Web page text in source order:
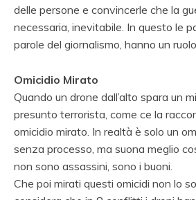
delle persone e convincerle che la
necessaria, inevitabile. In questo le
parole del giornalismo, hanno un
Omicidio Mirato
Quando un drone dall’alto spara un
presunto terrorista, come ce la
omicidio mirato. In realtà è solo un
senza processo, ma suona meglio
non sono assassini, sono i buoni.
Che poi mirati questi omicidi non lo